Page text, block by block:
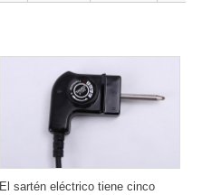
El sartén eléctrico tiene cinco